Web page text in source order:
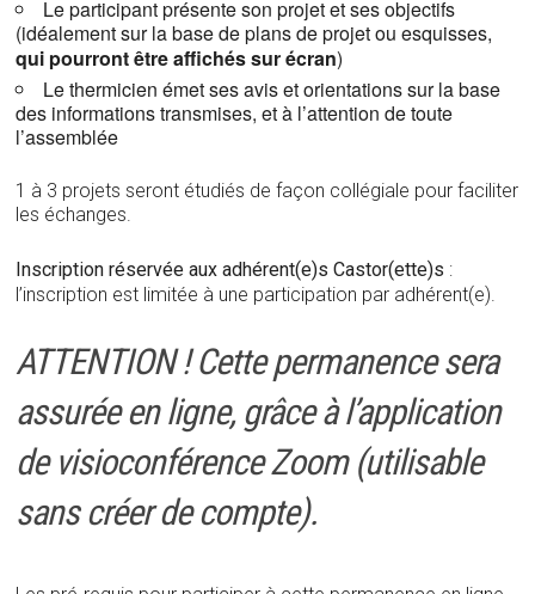
Le participant présente son projet et ses objectifs
(idéalement sur la base de plans de projet ou esquisses,
qui pourront être affichés sur écran)
Le thermicien émet ses avis et orientations sur la base
des informations transmises, et à l’attention de toute
l’assemblée
1 à 3 projets seront étudiés de façon collégiale pour faciliter
les échanges.
Inscription réservée aux adhérent(e)s Castor(ette)s :
l’inscription est limitée à une participation par adhérent(e).
ATTENTION ! Cette permanence sera
assurée en ligne, grâce à l’application
de visioconférence Zoom (utilisable
sans créer de compte).